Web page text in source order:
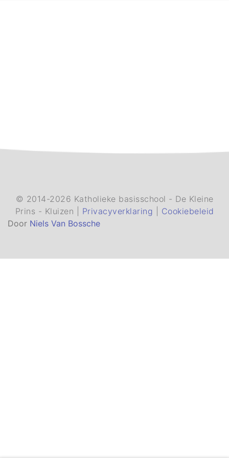
© 2014-2026 Katholieke basisschool - De Kleine
Prins - Kluizen | Privacyverklaring
Cookiebeleid
Door Niels Van Bossche